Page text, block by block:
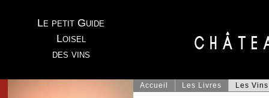
Le petit Guide
Loisel
des vins
Accueil Les Livres Les Vins